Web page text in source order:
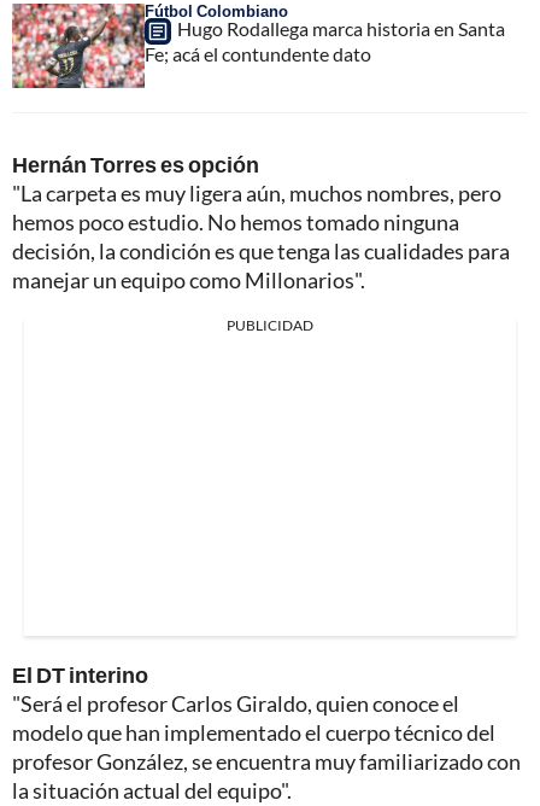
Fútbol Colombiano
Hugo Rodallega marca historia en Santa
Fe; acá el contundente dato
Hernán Torres es opción
"La carpeta es muy ligera aún, muchos nombres, pero
hemos poco estudio. No hemos tomado ninguna
decisión, la condición es que tenga las cualidades para
manejar un equipo como Millonarios".
PUBLICIDAD
El DT interino
"Será el profesor Carlos Giraldo, quien conoce el
modelo que han implementado el cuerpo técnico del
profesor González, se encuentra muy familiarizado con
la situación actual del equipo".